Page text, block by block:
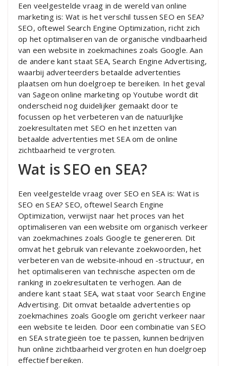
Een veelgestelde vraag in de wereld van online
marketing is: Wat is het verschil tussen SEO en SEA?
SEO, oftewel Search Engine Optimization, richt zich
op het optimaliseren van de organische vindbaarheid
van een website in zoekmachines zoals Google. Aan
de andere kant staat SEA, Search Engine Advertising,
waarbij adverteerders betaalde advertenties
plaatsen om hun doelgroep te bereiken. In het geval
van Sageon online marketing op Youtube wordt dit
onderscheid nog duidelijker gemaakt door te
focussen op het verbeteren van de natuurlijke
zoekresultaten met SEO en het inzetten van
betaalde advertenties met SEA om de online
zichtbaarheid te vergroten.
Wat is SEO en SEA?
Een veelgestelde vraag over SEO en SEA is: Wat is
SEO en SEA? SEO, oftewel Search Engine
Optimization, verwijst naar het proces van het
optimaliseren van een website om organisch verkeer
van zoekmachines zoals Google te genereren. Dit
omvat het gebruik van relevante zoekwoorden, het
verbeteren van de website-inhoud en -structuur, en
het optimaliseren van technische aspecten om de
ranking in zoekresultaten te verhogen. Aan de
andere kant staat SEA, wat staat voor Search Engine
Advertising. Dit omvat betaalde advertenties op
zoekmachines zoals Google om gericht verkeer naar
een website te leiden. Door een combinatie van SEO
en SEA strategieën toe te passen, kunnen bedrijven
hun online zichtbaarheid vergroten en hun doelgroep
effectief bereiken.